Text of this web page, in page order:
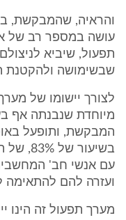
והראיה, שהמבקשת,
עושה במספר רב של
תפעול, שיביא
שבשימושה ולהקטנת
לצורך יישומו של
מיוחדת שנבנתה אף
המבקשת, ותופעל
עם אנשי חב'
ועזרה להם
מערך תפעול זה הינו